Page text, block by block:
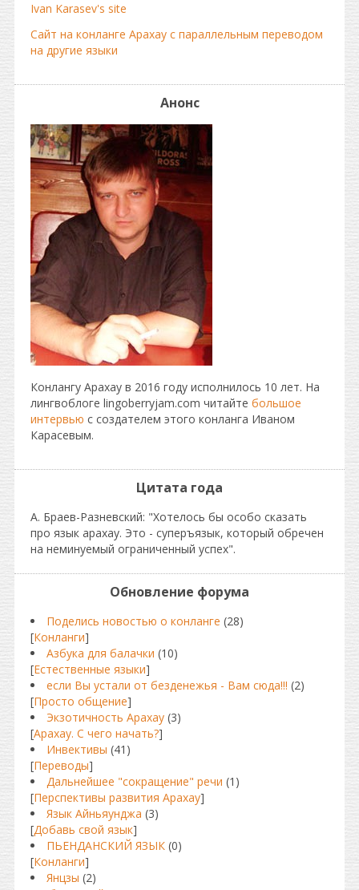
Ivan Karasev's site
Сайт на конланге Арахау с параллельным переводом
на другие языки
Анонс
Конлангу Арахау в 2016 году исполнилось 10 лет. На
лингвоблоге lingoberryjam.com читайте большое
интервью с создателем этого конланга Иваном
Карасевым.
Цитата года
А. Браев-Разневский: "Хотелось бы особо сказать
про язык арахау. Это - суперъязык, который обречен
на неминуемый ограниченный успех".
Обновление форума
Поделись новостью о конланге (28)
[Конланги]
Азбука для балачки (10)
[Естественные языки]
если Вы устали от безденежья - Вам сюда!!! (2)
[Просто общение]
Экзотичность Арахау (3)
[Арахау. С чего начать?]
Инвективы (41)
[Переводы]
Дальнейшее "сокращение" речи (1)
[Перспективы развития Арахау]
Язык Айньяунджа (3)
[Добавь свой язык]
ПЬЕНДАНСКИЙ ЯЗЫК (0)
[Конланги]
Янцзы (2)